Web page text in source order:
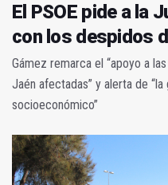
El PSOE pide a la
con los despidos
Gámez remarca el “apoyo a
Jaén afectadas” y alerta de
socioeconómico”